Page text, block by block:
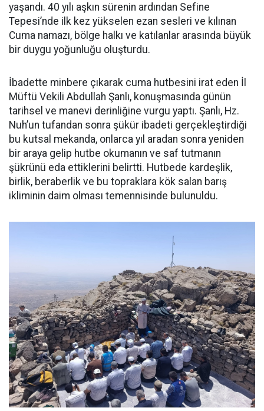
yaşandı. 40 yılı aşkın sürenin ardından Sefine
Tepesi’nde ilk kez yükselen ezan sesleri ve kılınan
Cuma namazı, bölge halkı ve katılanlar arasında büyük
bir duygu yoğunluğu oluşturdu.
İbadette minbere çıkarak cuma hutbesini irat eden İl
Müftü Vekili Abdullah Şanlı, konuşmasında günün
tarihsel ve manevi derinliğine vurgu yaptı. Şanlı, Hz.
Nuh’un tufandan sonra şükür ibadeti gerçekleştirdiği
bu kutsal mekanda, onlarca yıl aradan sonra yeniden
bir araya gelip hutbe okumanın ve saf tutmanın
şükrünü eda ettiklerini belirtti. Hutbede kardeşlik,
birlik, beraberlik ve bu topraklara kök salan barış
ikliminin daim olması temennisinde bulunuldu.